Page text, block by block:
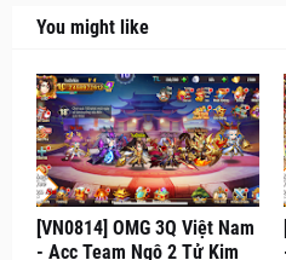
You might like
[VN0814] OMG 3Q Việt Nam
- Acc Team Ngô 2 Tử Kim